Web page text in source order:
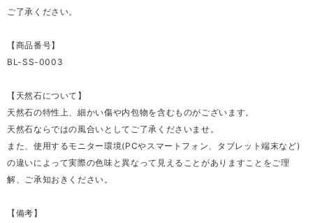
ご了承ください。
【商品番号】
BL-SS-0003
【天然石について】
天然石の特性上、細かい傷や内包物を含むものがございます。
天然石ならではの風合いとしてご了承くださいませ。
また、使用するモニター環境(PCやスマートフォン、タブレット端末など)
の違いによって実際の色味と異なって見えることがありますことをご理
解、ご承知おきください。
【備考】